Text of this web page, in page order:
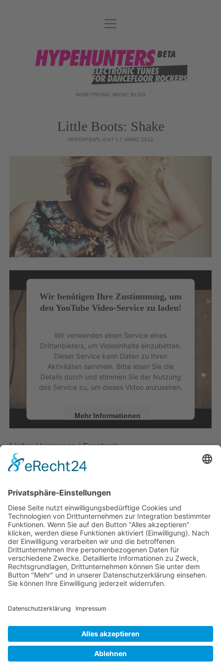
DATENSCHUTZ
DJ-TEAM
ABOUT
Menü
öffnen
hypehunters
INDIE/TRONIC MUSIC BLOG
Little Boots: Shake
VERÖFFENTLICHT 17. MÄRZ 2012
Wir benötigen Ihre Zustimmung, um
den YouTube Video-Service zu laden!
Wir verwenden einen Service eines
Drittanbieters, um Videoinhalte einzubetten.
Dieser Service kann Daten zu Ihren
Aktivitäten sammeln. Bitte lesen Sie die
Details durch und stimmen Sie der Nutzung
des Service zu, um dieses Video anzusehen.
Mehr Informationen
powered by
Management Platform
Links: Homepage/Facebook
KATEGORIEN: Shortcuts
SCHLAGWÖRTER: eurodance house Little Boots shake
VORHERIGER BEITRAG
Ulysses Forever: Run Away
NÄCHSTER BEITRAG